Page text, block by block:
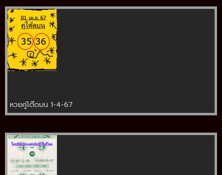
หวยคู่โต๊ดบน 1-4-67